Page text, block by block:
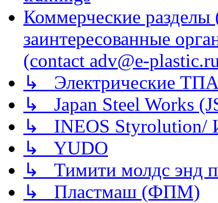
Коммерческие
заинтересованные
(contact adv@e-
↳ Электрические
↳ Japan Steel Works
↳ INEOS
↳ YUDO
↳ Тимити молдс энд
↳ Пластмаш (ФПМ)